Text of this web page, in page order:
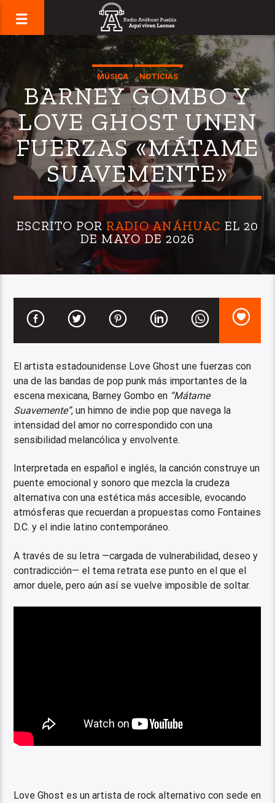
MÚSICA NOTICIAS
BARNEY GOMBO Y
LOVE GHOST UNEN
FUERZAS «MÁTAME
SUAVEMENTE»
ESCRITO POR RADIO ANÁHUAC EL 20
DE MAYO DE 2026
El artista estadounidense Love Ghost une fuerzas con
una de las bandas de pop punk más importantes de la
escena mexicana, Barney Gombo en “Mátame
Suavemente”, un himno de indie pop que navega la
intensidad del amor no correspondido con una
sensibilidad melancólica y envolvente.
Interpretada en español e inglés, la canción construye un
puente emocional y sonoro que mezcla la crudeza
alternativa con una estética más accesible, evocando
atmósferas que recuerdan a propuestas como Fontaines
D.C. y el indie latino contemporáneo.
A través de su letra —cargada de vulnerabilidad, deseo y
contradicción— el tema retrata ese punto en el que el
amor duele, pero aún así se vuelve imposible de soltar.
Love Ghost es un artista de rock alternativo con sede en